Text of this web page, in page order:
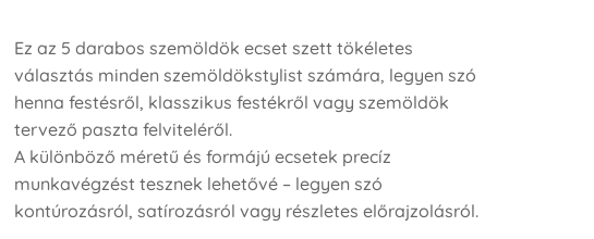
Ez az 5 darabos szemöldök ecset szett tökéletes
választás minden szemöldökstylist számára, legyen szó
henna festésről, klasszikus festékről vagy szemöldök
tervező paszta felviteléről.
A különböző méretű és formájú ecsetek precíz
munkavégzést tesznek lehetővé – legyen szó
kontúrozásról, satírozásról vagy részletes előrajzolásról.